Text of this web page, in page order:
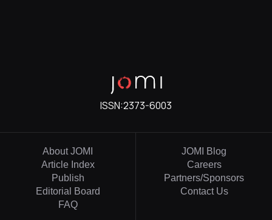
ISSN:2373-6003
About JOMI
Article Index
Publish
Editorial Board
FAQ
JOMI Blog
Careers
Partners/Sponsors
Contact Us